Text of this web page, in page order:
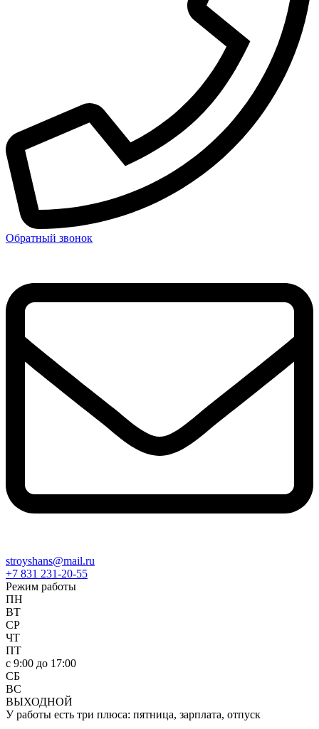
Обратный звонок
stroyshans@mail.ru
+7 831 231-20-55
Режим работы
ПН
ВТ
СР
ЧТ
ПТ
c 9:00 до 17:00
СБ
ВС
ВЫХОДНОЙ
У работы есть три плюса: пятница, зарплата, отпуск